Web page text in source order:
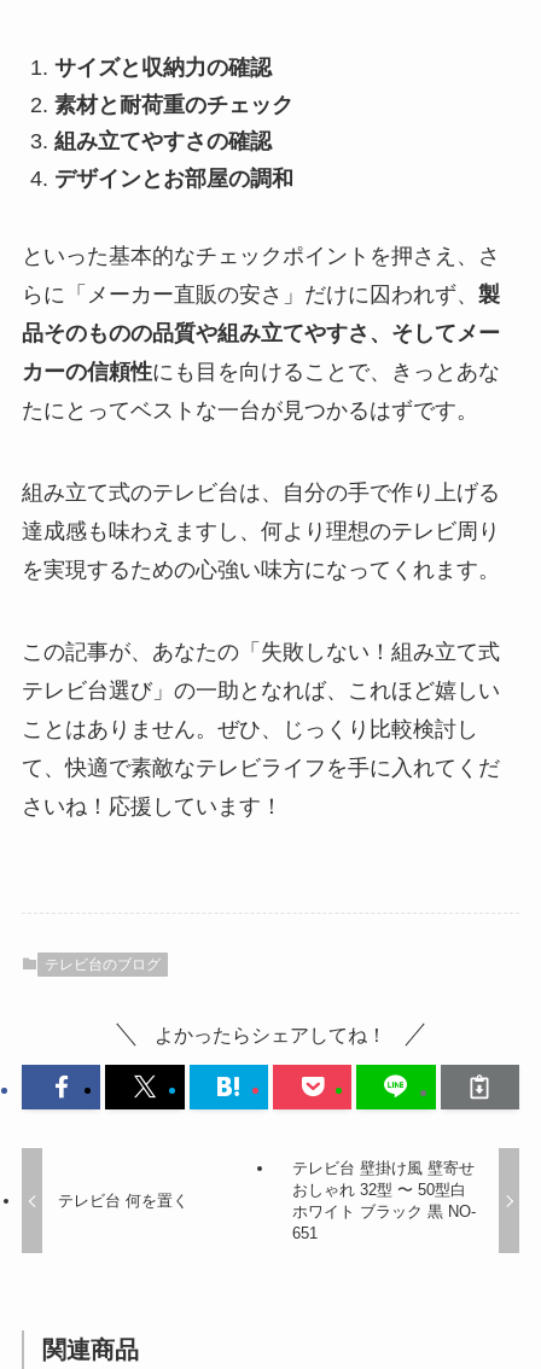
サイズと収納力の確認
素材と耐荷重のチェック
組み立てやすさの確認
デザインとお部屋の調和
といった基本的なチェックポイントを押さえ、さ
らに「メーカー直販の安さ」だけに囚われず、 製
品そのものの品質や組み立てやすさ、そしてメー
カーの信頼性にも目を向けることで、きっとあな
たにとってベストな一台が見つかるはずです。
組み立て式のテレビ台は、自分の手で作り上げる
達成感も味わえますし、何より理想のテレビ周り
を実現するための心強い味方になってくれます。
この記事が、あなたの「失敗しない！組み立て式
テレビ台選び」の一助となれば、これほど嬉しい
ことはありません。ぜひ、じっくり比較検討し
て、快適で素敵なテレビライフを手に入れてくだ
さいね！応援しています！
テレビ台のブログ
よかったらシェアしてね！
テレビ台 何を置く
テレビ台 壁掛け風 壁寄せ
おしゃれ 32型 〜 50型白
ホワイト ブラック 黒 NO-
651
関連商品